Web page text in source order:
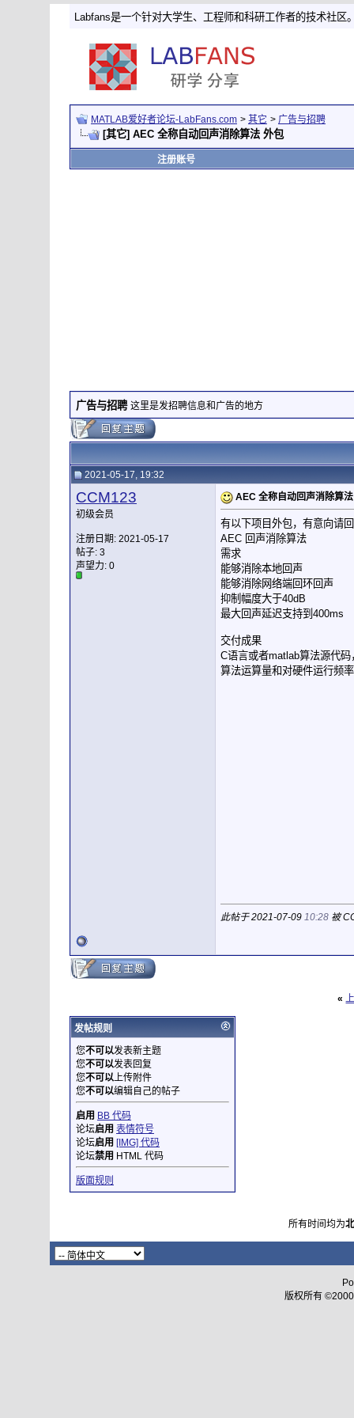
Labfans是一个针对大学生、工程师和科研工作者的技术社区
MATLAB爱好者论坛-LabFans.com > 其它 > 广告与招聘
[其它] AEC 全称自动回声消除算法 外包
注册账号
广告与招聘 这里是发招聘信息和广告的地方
2021-05-17, 19:32
CCM123
初级会员
注册日期: 2021-05-17
帖子: 3
声望力: 0
AEC 全称自动回声消除算
有以下项目外包，有意向请
AEC 回声消除算法
需求
能够消除本地回声
能够消除网络端回环回声
抑制幅度大于40dB
最大回声延迟支持到400ms
交付成果
C语言或者matlab算法源代
算法运算量和对硬件运行频
此帖于 2021-07-09 10:28被
«
发帖规则
您不可以发表新主题
您不可以发表回复
您不可以上传附件
您不可以编辑自己的帖子
启用 BB 代码
论坛启用 表情符号
论坛启用 [IMG] 代码
论坛禁用 HTML 代码
版面规则
所有时间均为
版权所有